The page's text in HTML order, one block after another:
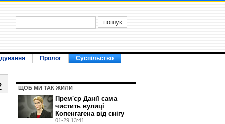
Пролог Суспільство
ЩОБ МИ ТАК ЖИЛИ
Прем'єр Данії сама
чистить вулиці
Копенгагена від снігу
01-29 13:41